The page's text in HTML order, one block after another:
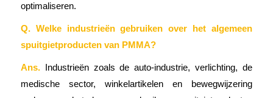
optimaliseren.
Q. Welke industrieën gebruiken over het algemeen
spuitgietproducten van PMMA?
Ans.Industrieën zoals de auto-industrie, verlichting, de
medische sector, winkelartikelen en bewegwijzering